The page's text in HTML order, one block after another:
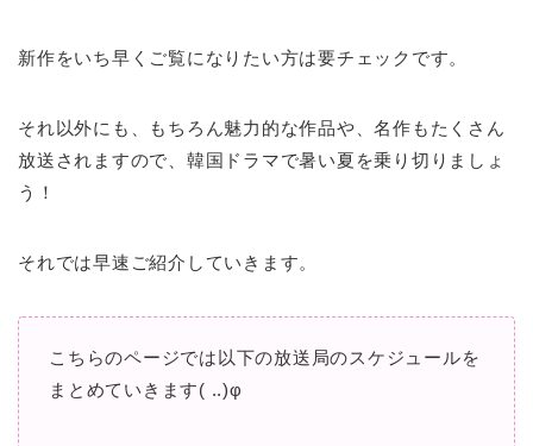
新作をいち早くご覧になりたい方は要チェックです。
それ以外にも、もちろん魅力的な作品や、名作もたくさん
放送されますので、韓国ドラマで暑い夏を乗り切りましょ
う！
それでは早速ご紹介していきます。
こちらのページでは以下の放送局のスケジュールを
まとめていきます( ..)φ